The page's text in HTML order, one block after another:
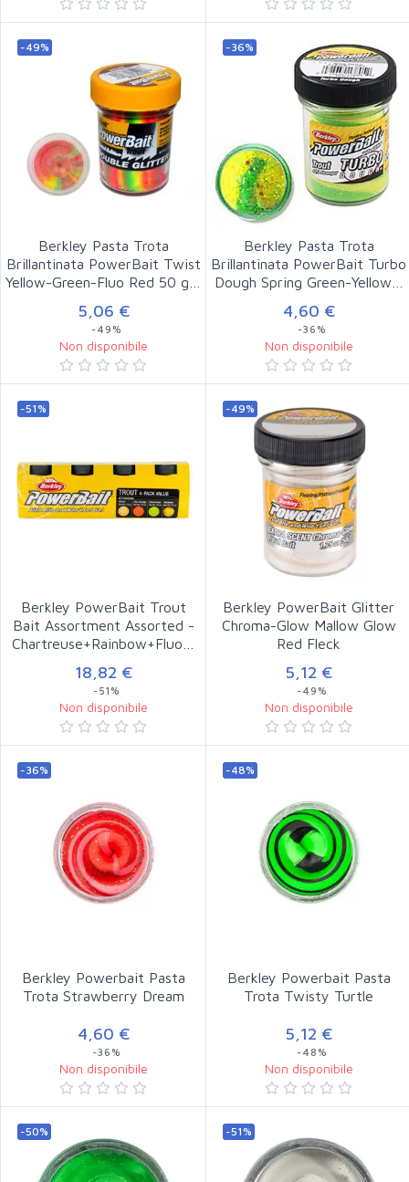
-49%
Berkley Pasta Trota
Brillantinata PowerBait Twist
Yellow-Green-Fluo Red 50 g…
5,06 €
-49%
Non disponibile
-36%
Berkley Pasta Trota
Brillantinata PowerBait Turbo
Dough Spring Green-Yellow…
4,60 €
-36%
Non disponibile
-51%
Berkley PowerBait Trout
Bait Assortment Assorted -
Chartreuse+Rainbow+Fluo…
18,82 €
-51%
Non disponibile
-49%
Berkley PowerBait Glitter
Chroma-Glow Mallow Glow
Red Fleck
5,12 €
-49%
Non disponibile
-36%
Berkley Powerbait Pasta
Trota Strawberry Dream
4,60 €
-36%
Non disponibile
-48%
Berkley Powerbait Pasta
Trota Twisty Turtle
5,12 €
-48%
Non disponibile
-50% -51%